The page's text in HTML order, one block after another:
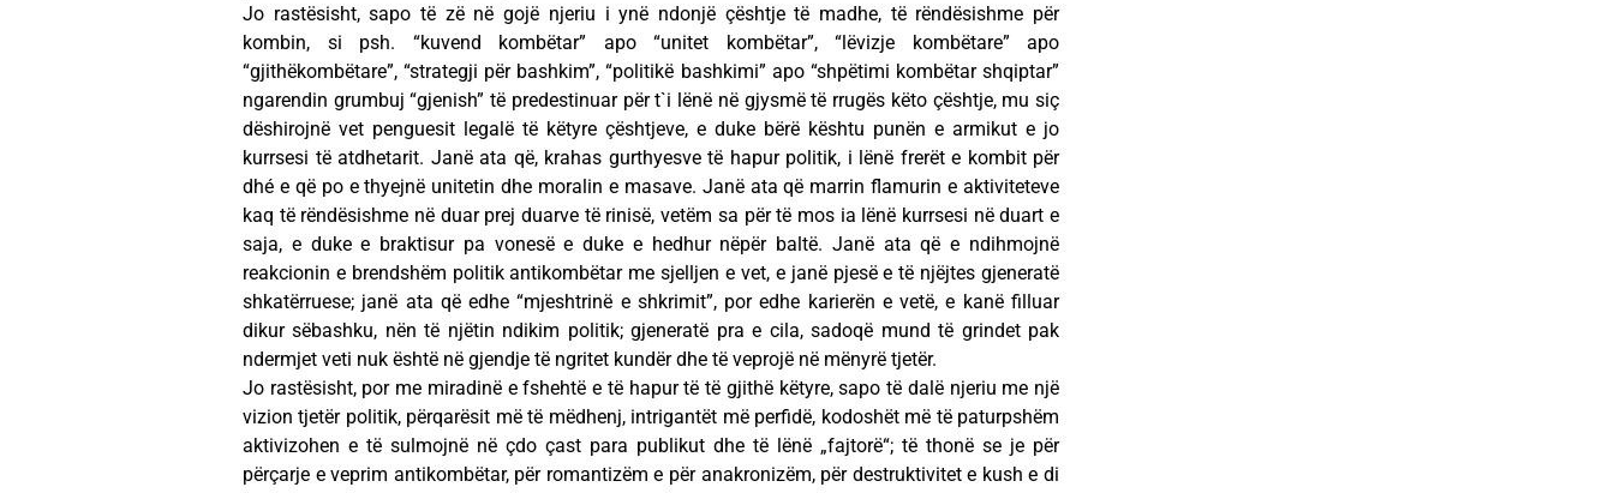
Jo rastësisht, sapo të zë në gojë njeriu i ynë ndonjë çështje të madhe, të rëndësishme për
kombin, si psh. “kuvend kombëtar” apo “unitet kombëtar”, “lëvizje kombëtare” apo
“gjithëkombëtare”, “strategji për bashkim”, “politikë bashkimi” apo “shpëtimi kombëtar shqiptar”
ngarendin grumbuj “gjenish” të predestinuar për t`i lënë në gjysmë të rrugës këto çështje, mu siç
dëshirojnë vet penguesit legalë të këtyre çështjeve, e duke bërë kështu punën e armikut e jo
kurrsesi të atdhetarit. Janë ata që, krahas gurthyesve të hapur politik, i lënë frerët e kombit për
dhé e që po e thyejnë unitetin dhe moralin e masave. Janë ata që marrin flamurin e aktiviteteve
kaq të rëndësishme në duar prej duarve të rinisë, vetëm sa për të mos ia lënë kurrsesi në duart e
saja, e duke e braktisur pa vonesë e duke e hedhur nëpër baltë. Janë ata që e ndihmojnë
reakcionin e brendshëm politik antikombëtar me sjelljen e vet, e janë pjesë e të njëjtes gjeneratë
shkatërruese; janë ata që edhe “mjeshtrinë e shkrimit”, por edhe karierën e vetë, e kanë filluar
dikur sëbashku, nën të njëtin ndikim politik; gjeneratë pra e cila, sadoqë mund të grindet pak
ndermjet veti nuk është në gjendje të ngritet kundër dhe të veprojë në mënyrë tjetër.
Jo rastësisht, por me miradinë e fshehtë e të hapur të të gjithë këtyre, sapo të dalë njeriu me një
vizion tjetër politik, përqarësit më të mëdhenj, intrigantët më perfidë, kodoshët më të paturpshëm
aktivizohen e të sulmojnë në çdo çast para publikut dhe të lënë „fajtorë“; të thonë se je për
përçarje e veprim antikombëtar, për romantizëm e për anakronizëm, për destruktivitet e kush e di